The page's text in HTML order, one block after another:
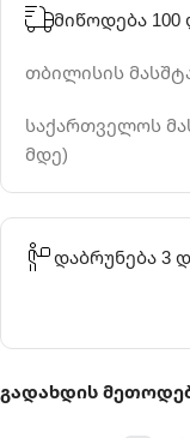
მიწოდება
თბილისის
საქართველოს
მდე)
დაბრუნება 3
გადახდის